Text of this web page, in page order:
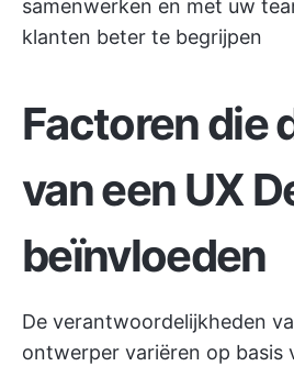
samenwerken en met uw
klanten beter te begrijpen
Factoren die
van een UX
beïnvloeden
De verantwoordelijkheden
ontwerper variëren op basis